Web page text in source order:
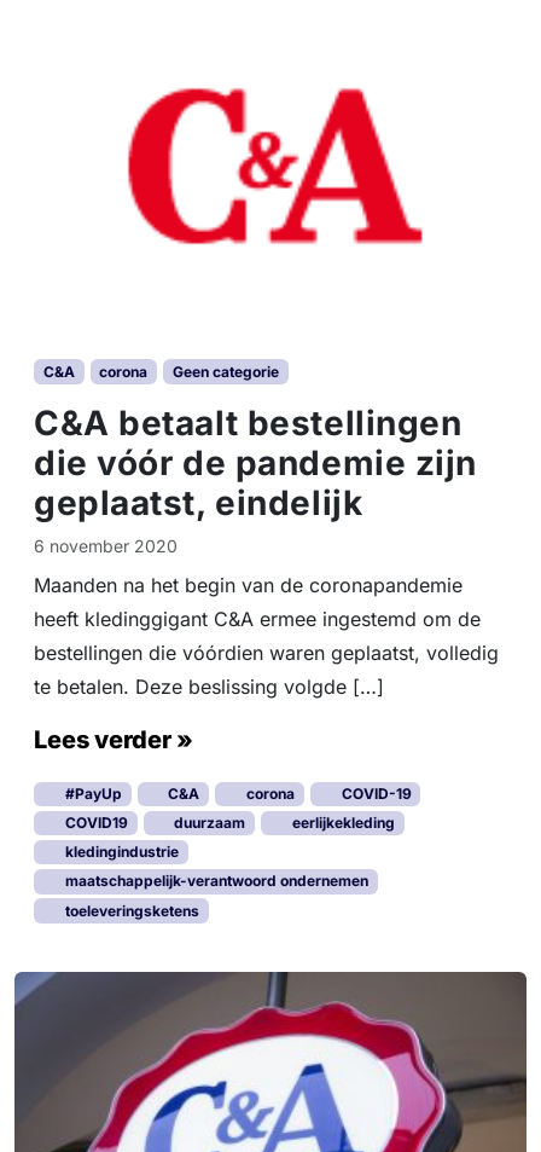
C&A corona Geen categorie
C&A betaalt bestellingen
die vóór de pandemie zijn
geplaatst, eindelijk
6 november 2020
Maanden na het begin van de coronapandemie
heeft kledinggigant C&A ermee ingestemd om de
bestellingen die vóórdien waren geplaatst, volledig
te betalen. Deze beslissing volgde […]
Lees verder »
#PayUp C&A corona
COVID-19
COVID19
duurzaam
eerlijkekleding
kledingindustrie
maatschappelijk-verantwoord ondernemen
toeleveringsketens